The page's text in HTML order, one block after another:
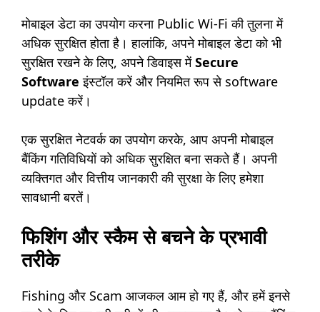
मोबाइल डेटा का उपयोग करना Public Wi-Fi की तुलना में
अधिक सुरक्षित होता है। हालांकि, अपने मोबाइल डेटा को भी
सुरक्षित रखने के लिए, अपने डिवाइस मेंSecure
Software इंस्टॉल करें और नियमित रूप से software
update करें।
एक सुरक्षित नेटवर्क का उपयोग करके, आप अपनी मोबाइल
बैंकिंग गतिविधियों को अधिक सुरक्षित बना सकते हैं। अपनी
व्यक्तिगत और वित्तीय जानकारी की सुरक्षा के लिए हमेशा
सावधानी बरतें।
फिशिंग और स्कैम से बचने के प्रभावी
तरीके
Fishing और Scam आजकल आम हो गए हैं, और हमें इनसे